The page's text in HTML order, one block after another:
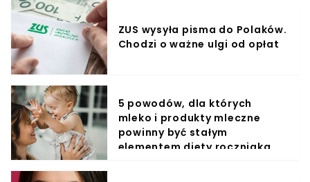
ZUS wysyła pisma do Polaków.
Chodzi o ważne ulgi od opłat
5 powodów, dla których
mleko i produkty mleczne
powinny być stałym
elementem diety roczniaka